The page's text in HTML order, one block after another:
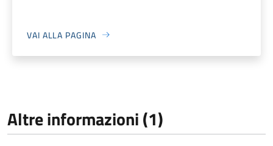
VAI ALLA PAGINA
Altre informazioni (1)